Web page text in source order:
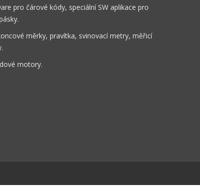
pro čárové kódy, speciální SW aplikace pro
měrky, pravítka, svinovací metry, měřicí
motory.